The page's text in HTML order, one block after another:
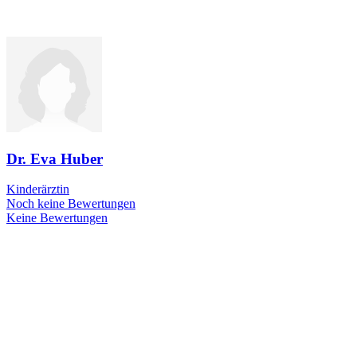
Dr. Eva Huber
Kinderärztin
Noch keine Bewertungen
Keine Bewertungen